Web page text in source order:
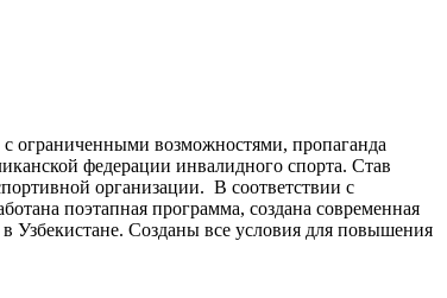
ограниченными возможностями, пропаганда
федерации инвалидного спорта. Став
организации. В соответствии с
поэтапная программа, создана современная
Узбекистане. Созданы все условия для повышения